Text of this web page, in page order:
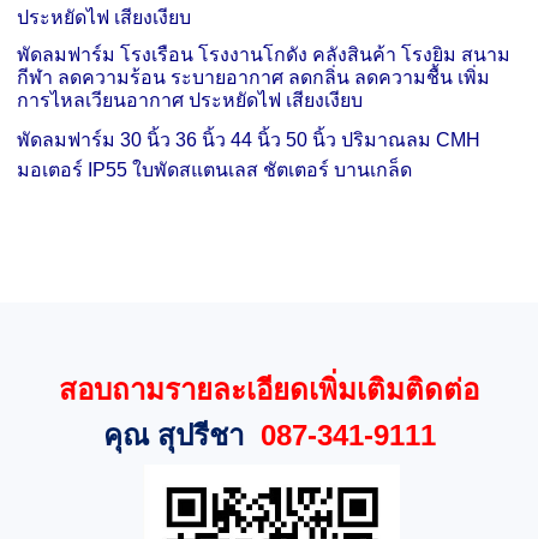
ประหยัดไฟ เสียงเงียบ
พัดลมฟาร์ม โรงเรือน โรงงานโกดัง คลังสินค้า โรงยิม สนาม
กีฬา ลดความร้อน ระบายอากาศ ลดกลิ่น ลดความชื้น เพิ่ม
การไหลเวียนอากาศ ประหยัดไฟ เสียงเงียบ
พัดลมฟาร์ม 30 นิ้ว36 นิ้ว44 นิ้ว50 นิ้ว ปริมาณลม CMH
มอเตอร์ IP55 ใบพัดสแตนเลส ชัตเตอร์ บานเกล็ด
สอบถามรายละเอียดเพิ่มเติมติดต่อ
คุณ สุปรีชา 087-341-9111